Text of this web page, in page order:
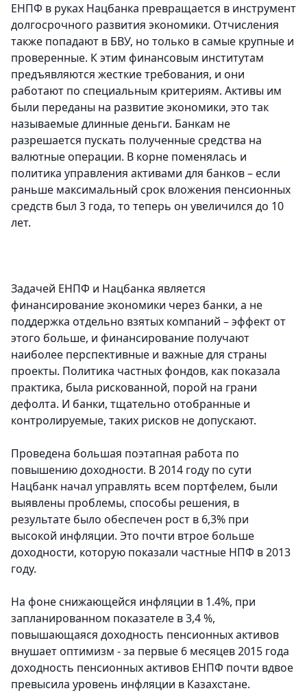
ЕНПФ в руках Нацбанка превращается в инструмент
долгосрочного развития экономики. Отчисления
также попадают в БВУ, но только в самые крупные и
проверенные. К этим финансовым институтам
предъявляются жесткие требования, и они
работают по специальным критериям. Активы им
были переданы на развитие экономики, это так
называемые длинные деньги. Банкам не
разрешается пускать полученные средства на
валютные операции. В корне поменялась и
политика управления активами для банков – если
раньше максимальный срок вложения пенсионных
средств был 3 года, то теперь он увеличился до 10
лет.
Задачей ЕНПФ и Нацбанка является
финансирование экономики через банки, а не
поддержка отдельно взятых компаний – эффект от
этого больше, и финансирование получают
наиболее перспективные и важные для страны
проекты. Политика частных фондов, как показала
практика, была рискованной, порой на грани
дефолта. И банки, тщательно отобранные и
контролируемые, таких рисков не допускают.
Проведена большая поэтапная работа по
повышению доходности. В 2014 году по сути
Нацбанк начал управлять всем портфелем, были
выявлены проблемы, способы решения, в
результате было обеспечен рост в 6,3% при
высокой инфляции. Это почти втрое больше
доходности, которую показали частные НПФ в 2013
году.
На фоне снижающейся инфляции в 1.4%, при
запланированном показателе в 3,4 %,
повышающаяся доходность пенсионных активов
внушает оптимизм - за первые 6 месяцев 2015 года
доходность пенсионных активов ЕНПФ почти вдвое
превысила уровень инфляции в Казахстане.